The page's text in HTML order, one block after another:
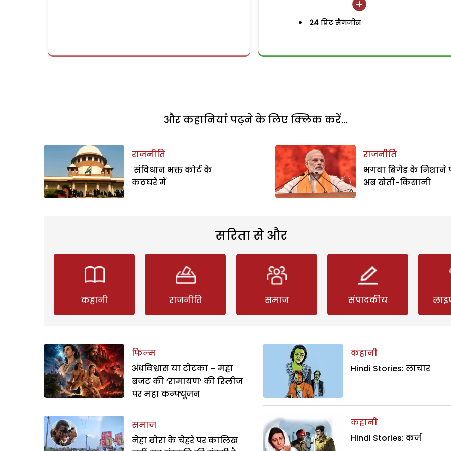
24 प्रिंट मैगजीन
और कहानियां पढ़ने के लिए क्लिक करें...
राजनीति
संविधान भक्त कोर्ट के
कठघरे में
राजनीति
भगवा ब्रिगेड के निशाने
अब खेती-किसानी
सरिता से और
कहानी राजनीति समाज संपादकीय
फिल्म
अंधविश्वास या टोटका – महा
बजट की ‘रामायण’ की रिलीज
पर महा कन्फ्यूजन
समाज
नेहा बोरा के चेहरे पर कालिख
कहानी
Hindi Stories: लाचार
कहानी
Hindi Stories: कर्ज